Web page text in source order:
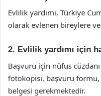
Evlilik yardımı, Türkiye
olarak evlenen bireylere
2. Evlilik yardımı için
Başvuru için nüfus
fotokopisi, başvuru
belgesi gerekmektedir.